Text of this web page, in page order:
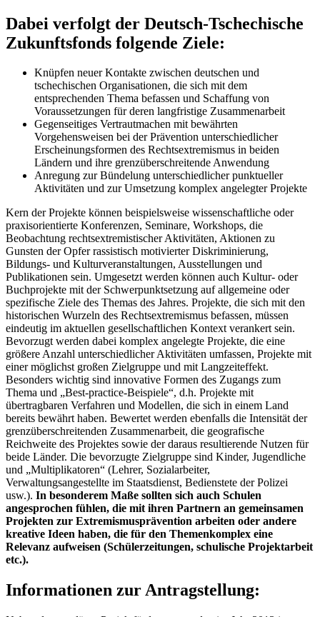
Dabei verfolgt der Deutsch-Tschechische
Zukunftsfonds folgende Ziele:
Knüpfen neuer Kontakte zwischen deutschen und
tschechischen Organisationen, die sich mit dem
entsprechenden Thema befassen und Schaffung von
Voraussetzungen für deren langfristige Zusammenarbeit
Gegenseitiges Vertrautmachen mit bewährten
Vorgehensweisen bei der Prävention unterschiedlicher
Erscheinungsformen des Rechtsextremismus in beiden
Ländern und ihre grenzüberschreitende Anwendung
Anregung zur Bündelung unterschiedlicher punktueller
Aktivitäten und zur Umsetzung komplex angelegter Projekte
Kern der Projekte können beispielsweise wissenschaftliche oder
praxisorientierte Konferenzen, Seminare, Workshops, die
Beobachtung rechtsextremistischer Aktivitäten, Aktionen zu
Gunsten der Opfer rassistisch motivierter Diskriminierung,
Bildungs- und Kulturveranstaltungen, Ausstellungen und
Publikationen sein. Umgesetzt werden können auch Kultur- oder
Buchprojekte mit der Schwerpunktsetzung auf allgemeine oder
spezifische Ziele des Themas des Jahres. Projekte, die sich mit den
historischen Wurzeln des Rechtsextremismus befassen, müssen
eindeutig im aktuellen gesellschaftlichen Kontext verankert sein.
Bevorzugt werden dabei komplex angelegte Projekte, die eine
größere Anzahl unterschiedlicher Aktivitäten umfassen, Projekte mit
einer möglichst großen Zielgruppe und mit Langzeiteffekt.
Besonders wichtig sind innovative Formen des Zugangs zum
Thema und „Best-practice-Beispiele“, d.h. Projekte mit
übertragbaren Verfahren und Modellen, die sich in einem Land
bereits bewährt haben. Bewertet werden ebenfalls die Intensität der
grenzüberschreitenden Zusammenarbeit, die geografische
Reichweite des Projektes sowie der daraus resultierende Nutzen für
beide Länder. Die bevorzugte Zielgruppe sind Kinder, Jugendliche
und „Multiplikatoren“ (Lehrer, Sozialarbeiter,
Verwaltungsangestellte im Staatsdienst, Bedienstete der Polizei
usw.). In besonderem Maße sollten sich auch Schulen
angesprochen fühlen, die mit ihren Partnern an gemeinsamen
Projekten zur Extremismusprävention arbeiten oder andere
kreative Ideen haben, die für den Themenkomplex eine
Relevanz aufweisen (Schülerzeitungen, schulische Projektarbeit
etc.).
Informationen zur Antragstellung: